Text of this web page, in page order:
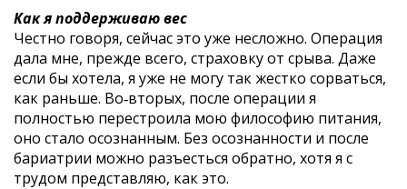
Как я поддерживаю вес
Честно говоря, сейчас это уже несложно. Операция
дала мне, прежде всего, страховку от срыва. Даже
если бы хотела, я уже не могу так жестко сорваться,
как раньше. Во‑вторых, после операции я
полностью перестроила мою философию питания,
оно стало осознанным. Без осознанности и после
бариатрии можно разъесться обратно, хотя я с
трудом представляю, как это.